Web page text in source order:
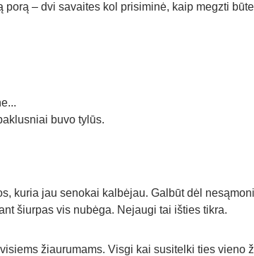
– dvi savaites kol prisiminė, kaip megzti
buvo tylūs.
kuria jau senokai kalbėjau. Galbūt dėl
šiurpas vis nubėga. Nejaugi tai išties tikra.
žiaurumams. Visgi kai susitelki ties vieno